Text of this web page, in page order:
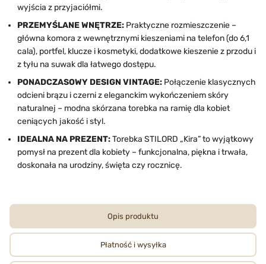
wyjścia z przyjaciółmi.
PRZEMYŚLANE WNĘTRZE: Praktyczne rozmieszczenie –
główna komora z wewnętrznymi kieszeniami na telefon (do 6,1
cala), portfel, klucze i kosmetyki, dodatkowe kieszenie z przodu i
z tyłu na suwak dla łatwego dostępu.
PONADCZASOWY DESIGN VINTAGE: Połączenie klasycznych
odcieni brązu i czerni z eleganckim wykończeniem skóry
naturalnej – modna skórzana torebka na ramię dla kobiet
ceniących jakość i styl.
IDEALNA NA PREZENT:Torebka STILORD „Kira” to wyjątkowy
pomysł na prezent dla kobiety – funkcjonalna, piękna i trwała,
doskonała na urodziny, święta czy rocznicę.
Opis produktu
Płatność i wysyłka